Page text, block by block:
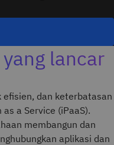
lancar
dan keterbatasan
a Service (iPaaS).
membangun dan
aplikasi dan